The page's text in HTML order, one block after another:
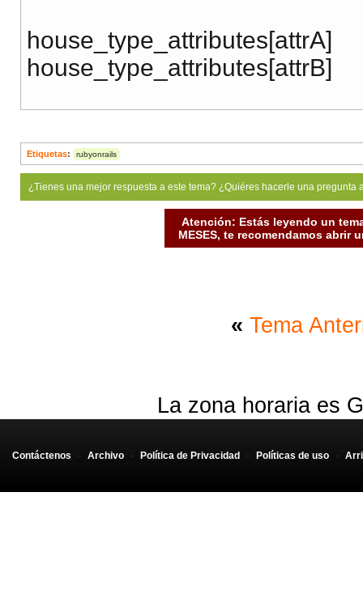
house_type_attributes[attrA]
house_type_attributes[attrB]
Etiquetas: rubyonrails
¿Tienes una mejor respuesta a este tema? ¿Quiéres hacerle una
Atención: Estás leyendo un
MESES, te recomendamos abrir
« Tema
La zona horaria es
Contáctenos - Archivo - Política de Privacidad - Políticas de uso -